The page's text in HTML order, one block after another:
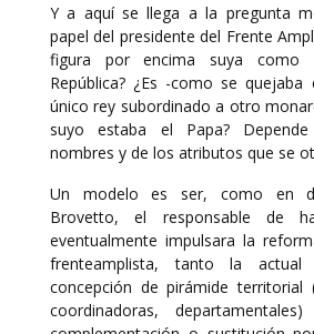
Y a aquí se llega a la pregunta
papel del presidente del Frente
figura por encima suya como
República? ¿Es -como se
único rey subordinado a otro
suyo estaba el Papa?
nombres y de los atributos que se
Un modelo es ser, como en
Brovetto, el responsable de
eventualmente impulsara la
frenteamplista, tanto la
concepción de pirámide territorial
coordinadoras,